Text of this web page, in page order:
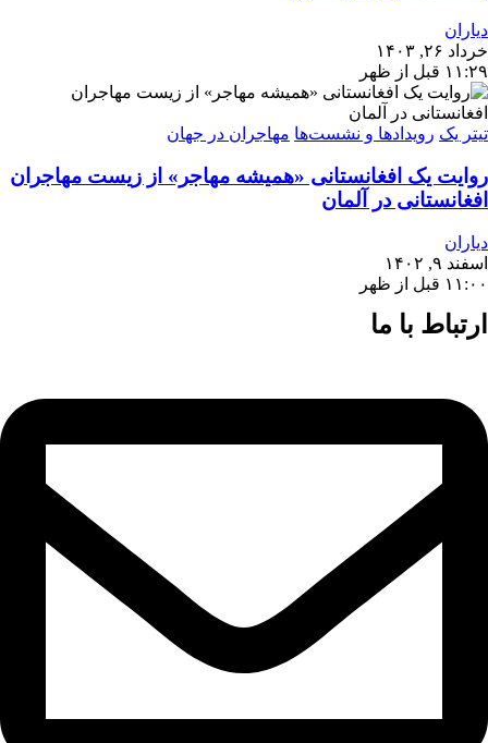
دیاران
خرداد ۲۶, ۱۴۰۳
۱۱:۲۹ قبل از ظهر
تیتر یک رویدادها و نشست‌ها مهاجران در جهان
روایت یک افغانستانی «همیشه مهاجر» از زیست مهاجران
افغانستانی در آلمان
دیاران
اسفند ۹, ۱۴۰۲
۱۱:۰۰ قبل از ظهر
ارتباط با ما